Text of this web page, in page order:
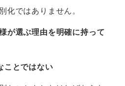
化ではありません。
様が選ぶ理由を明確に持って
ことではない